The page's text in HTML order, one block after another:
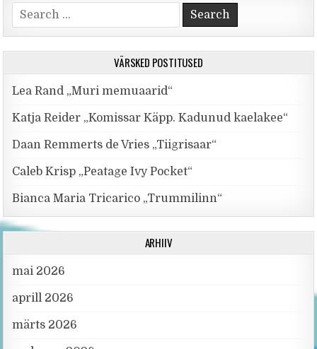
Search for:
VÄRSKED POSTITUSED
Lea Rand „Muri memuaarid“
Katja Reider „Komissar Käpp. Kadunud kaelakee“
Daan Remmerts de Vries „Tiigrisaar“
Caleb Krisp „Peatage Ivy Pocket“
Bianca Maria Tricarico „Trummilinn“
ARHIIV
mai 2026
aprill 2026
märts 2026